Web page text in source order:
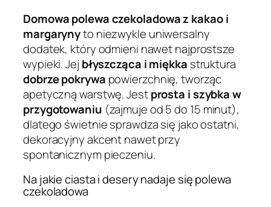
Domowa polewa czekoladowa z kakao i
margarynyto niezwykle uniwersalny
dodatek, który odmieni nawet najprostsze
wypieki. Jej błyszcząca i miękka struktura
dobrze pokrywa powierzchnię, tworząc
apetyczną warstwę. Jestprosta i szybka w
przygotowaniu (zajmuje od 5 do 15 minut),
dlatego świetnie sprawdza się jako ostatni,
dekoracyjny akcent nawet przy
spontanicznym pieczeniu.
Na jakie ciasta i desery nadaje się polewa
czekoladowa